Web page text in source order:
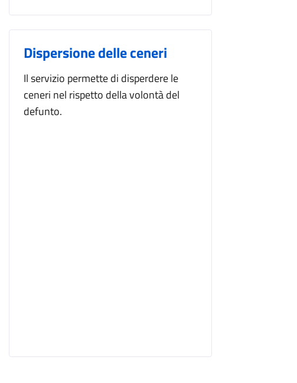
Dispersione delle ceneri
Il servizio permette di disperdere le
ceneri nel rispetto della volontà del
defunto.